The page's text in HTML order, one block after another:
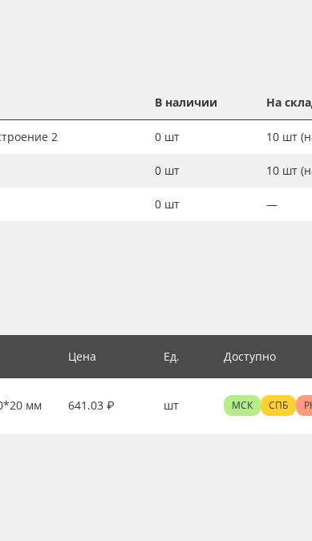
В наличии На
2 0 шт 10 шт
0 шт 10 шт
0 шт —
Цена Ед. Доступно
мм 641.03 ₽ шт МСК СПБ